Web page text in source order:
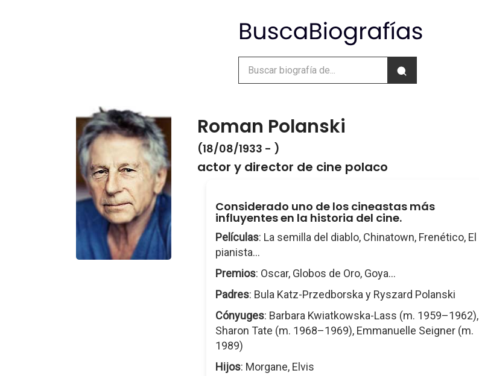
Roman Polanski
(18/08/1933 - )
actor y director de cine polaco
Considerado uno de los cineastas más
influyentes en la historia del cine.
Películas: La semilla del diablo, Chinatown, Frenético, El
pianista...
Premios: Oscar, Globos de Oro, Goya...
Padres: Bula Katz-Przedborska y Ryszard Polanski
Cónyuges: Barbara Kwiatkowska-Lass (m. 1959–1962),
Sharon Tate (m. 1968–1969), Emmanuelle Seigner (m.
1989)
Hijos: Morgane, Elvis